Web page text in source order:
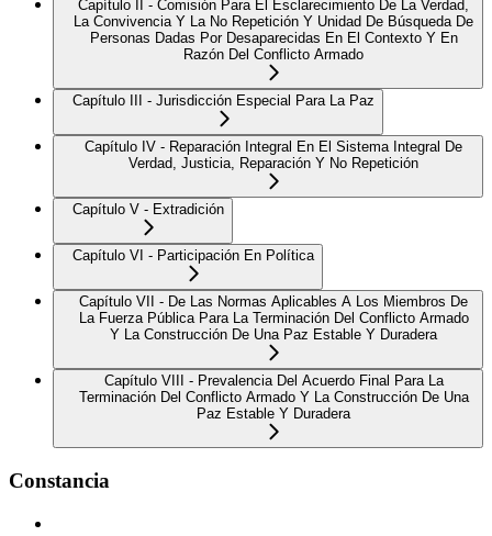
Capítulo II - Comisión Para El Esclarecimiento De La Verdad,
La Convivencia Y La No Repetición Y Unidad De Búsqueda De
Personas Dadas Por Desaparecidas En El Contexto Y En
Razón Del Conflicto Armado
Capítulo III - Jurisdicción Especial Para La Paz
Capítulo IV - Reparación Integral En El Sistema Integral De
Verdad, Justicia, Reparación Y No Repetición
Capítulo V - Extradición
Capítulo VI - Participación En Política
Capítulo VII - De Las Normas Aplicables A Los Miembros De
La Fuerza Pública Para La Terminación Del Conflicto Armado
Y La Construcción De Una Paz Estable Y Duradera
Capítulo VIII - Prevalencia Del Acuerdo Final Para La
Terminación Del Conflicto Armado Y La Construcción De Una
Paz Estable Y Duradera
Constancia